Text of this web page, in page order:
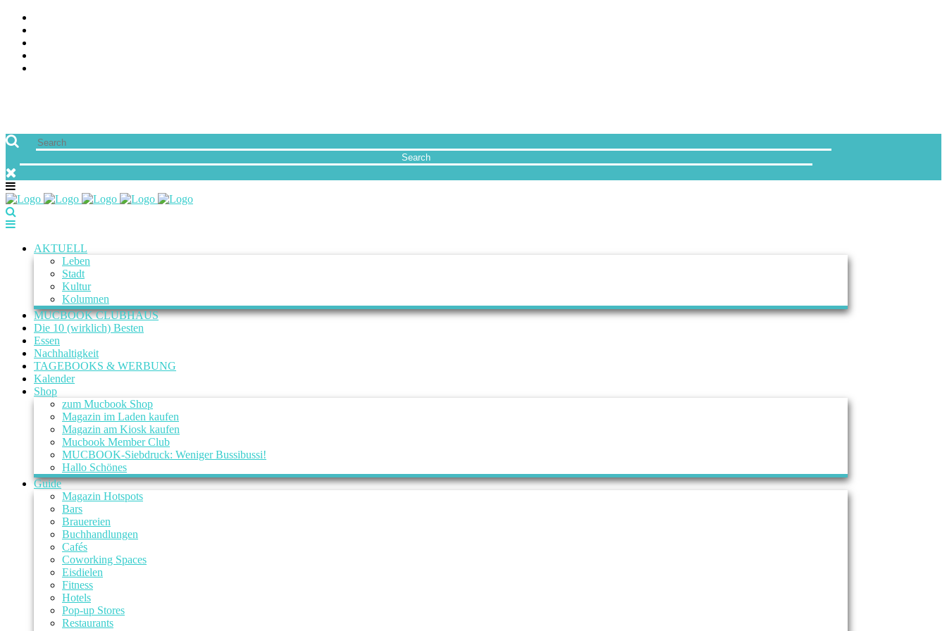
AKTUELL
Leben
Stadt
Kultur
Kolumnen
MUCBOOK CLUBHAUS
Die 10 (wirklich) Besten
Essen
Nachhaltigkeit
TAGEBOOKS & WERBUNG
Kalender
Shop
zum Mucbook Shop
Magazin im Laden kaufen
Magazin am Kiosk kaufen
Mucbook Member Club
MUCBOOK-Siebdruck: Weniger Bussibussi!
Hallo Schönes
Guide
Magazin Hotspots
Bars
Brauereien
Buchhandlungen
Cafés
Coworking Spaces
Eisdielen
Fitness
Hotels
Pop-up Stores
Restaurants